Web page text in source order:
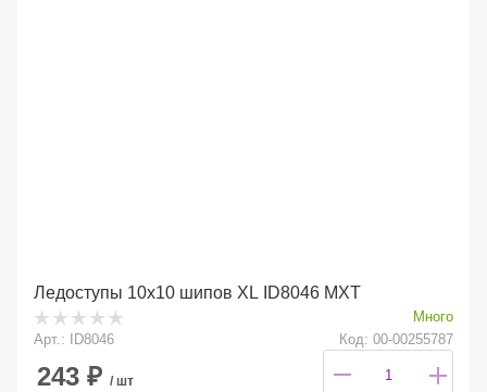
Ледоступы 10х10 шипов XL ID8046 МХТ
Много
Арт.: ID8046
Код: 00-00255787
243 ₽ / шт